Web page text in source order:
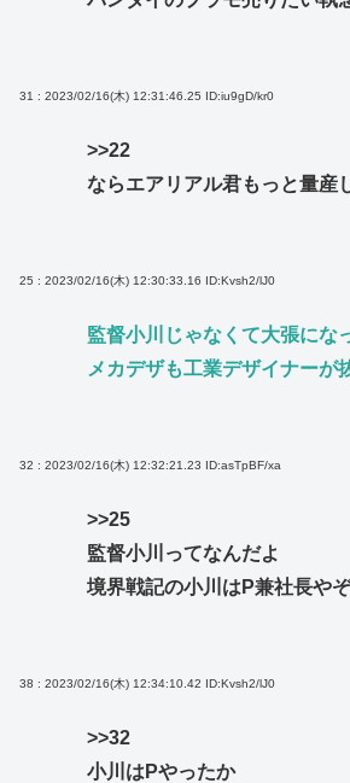
31 : 2023/02/16(木) 12:31:46.25 ID:iu9gD/kr0
>>22
ならエアリアル君もっと量産
25 : 2023/02/16(木) 12:30:33.16 ID:Kvsh2/lJ0
監督小川じゃなくて大張にな
メカデザも工業デザイナーが
32 : 2023/02/16(木) 12:32:21.23 ID:asTpBF/xa
>>25
監督小川ってなんだよ
境界戦記の小川はP兼社長やぞ
38 : 2023/02/16(木) 12:34:10.42 ID:Kvsh2/lJ0
>>32
小川はPやったか